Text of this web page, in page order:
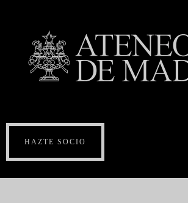
HAZTE SOCIO